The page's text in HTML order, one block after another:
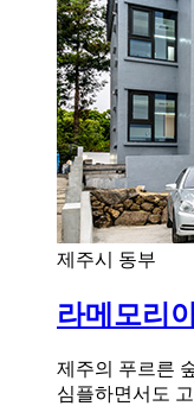
제주시 동부
라메모리
제주의 푸르른
심플하면서도